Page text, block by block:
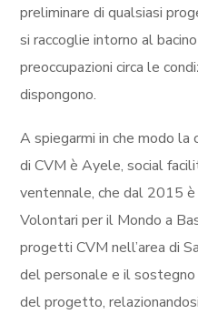
preliminare di qualsiasi
si raccoglie intorno al
preoccupazioni circa le
dispongono.
A spiegarmi in che modo
di CVM è Ayele, social
ventennale, che dal 2015
Volontari per il Mondo a
progetti CVM nell’area di
del personale e il
del progetto,